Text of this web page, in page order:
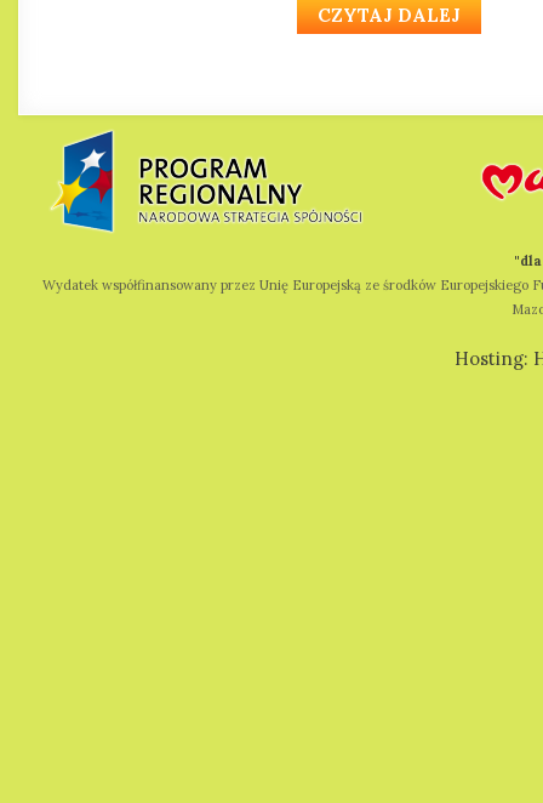
CZYTAJ DALEJ
"dla
Wydatek współfinansowany przez Unię Europejską ze środków
Hosting: